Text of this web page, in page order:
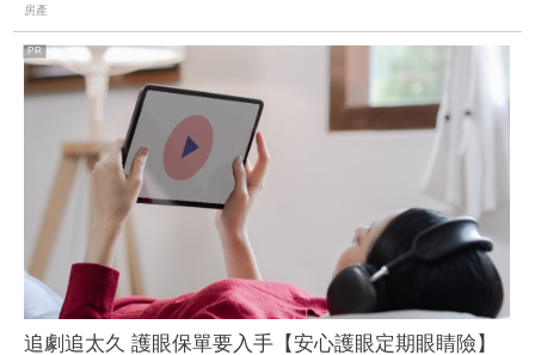
房產
追劇追太久 護眼保單要入手【安心護眼定期眼睛險】